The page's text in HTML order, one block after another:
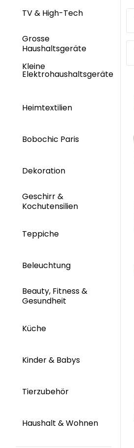
TV & High-Tech
Grosse
Haushaltsgeräte
Kleine
Elektrohaushaltsgeräte
Heimtextilien
Bobochic Paris
Dekoration
Geschirr &
Kochutensilien
Teppiche
Beleuchtung
Beauty, Fitness &
Gesundheit
Küche
Kinder & Babys
Tierzubehör
Haushalt & Wohnen